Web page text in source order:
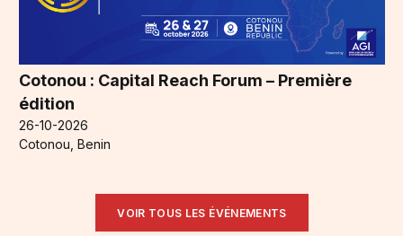
Cotonou : Capital Reach Forum – Première
édition
26-10-2026
Cotonou, Benin
VOIR TOUS LES ÉVÉNEMENTS